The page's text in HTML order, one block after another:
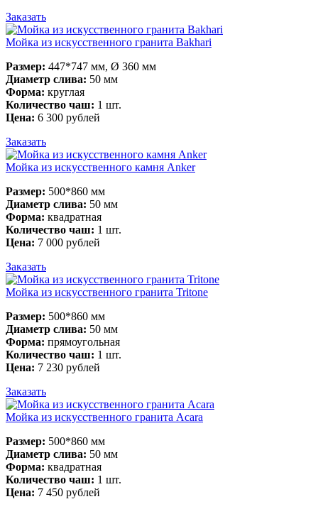
Заказать
Мойка из искусственного гранита Bakhari
Размер: 447*747 мм, Ø 360 мм
Диаметр слива: 50 мм
Форма: круглая
Количество чаш: 1 шт.
Цена: 6 300 рублей
Заказать
Мойка из искусственного камня Anker
Размер: 500*860 мм
Диаметр слива: 50 мм
Форма: квадратная
Количество чаш: 1 шт.
Цена: 7 000 рублей
Заказать
Мойка из искусственного гранита Tritone
Размер: 500*860 мм
Диаметр слива: 50 мм
Форма: прямоугольная
Количество чаш: 1 шт.
Цена: 7 230 рублей
Заказать
Мойка из искусственного гранита Acara
Размер: 500*860 мм
Диаметр слива: 50 мм
Форма: квадратная
Количество чаш: 1 шт.
Цена: 7 450 рублей